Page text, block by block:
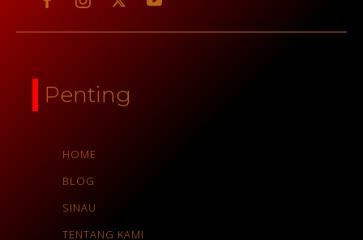
Penting
HOME
BLOG
SINAU
TENTANG KAMI